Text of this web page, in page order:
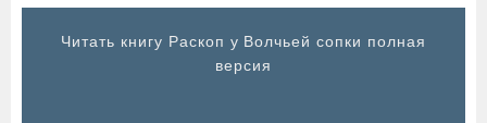
Читать книгу Раскоп у Волчьей сопки полная
версия